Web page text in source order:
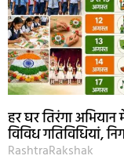
हर घर तिरंगा
विविध गतिविधियां,
RashtraRakshak